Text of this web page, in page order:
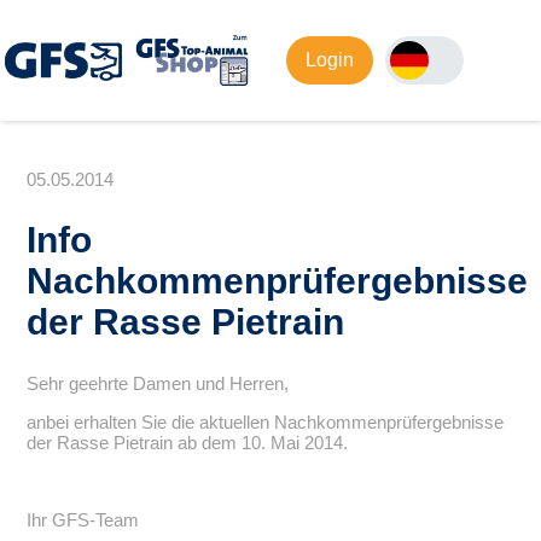
Login
05.05.2014
Info
Nachkommenprüfergebnisse
der Rasse Pietrain
Sehr geehrte Damen und Herren,
anbei erhalten Sie die aktuellen Nachkommenprüfergebnisse
der Rasse Pietrain ab dem 10. Mai 2014.
Ihr GFS-Team